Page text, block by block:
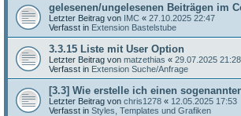
gelesenen/ungelesenen Beiträgen im
Letzter Beitrag von IMC « 27.10.2025 22:47
Verfasst in Extension Bastelstube
3.3.15 Liste mit User Option
Letzter Beitrag von matzethias « 29.07.2025 21:28
Verfasst in Extension Suche/Anfrage
[3.3] Wie erstelle ich einen
Letzter Beitrag von chris1278 « 12.05.2025 17:53
Verfasst in Styles, Templates und Grafiken